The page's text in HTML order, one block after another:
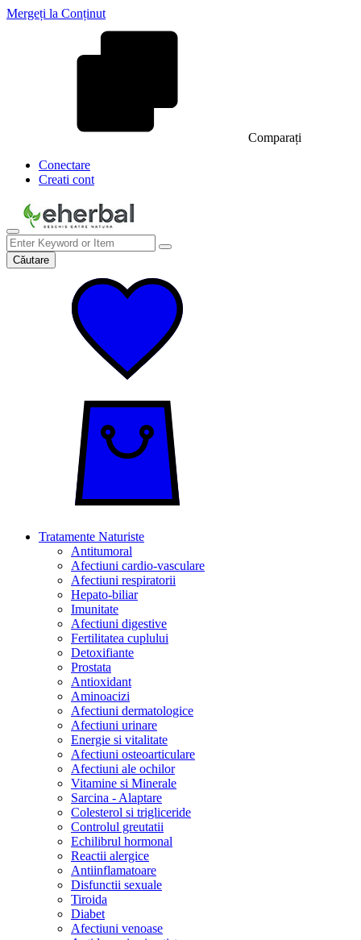
Mergeți la Conținut
Comparați
Conectare
Creati cont
Căutare
Tratamente Naturiste
Antitumoral
Afectiuni cardio-vasculare
Afectiuni respiratorii
Hepato-biliar
Imunitate
Afectiuni digestive
Fertilitatea cuplului
Detoxifiante
Prostata
Antioxidant
Aminoacizi
Afectiuni dermatologice
Afectiuni urinare
Energie si vitalitate
Afectiuni osteoarticulare
Afectiuni ale ochilor
Vitamine si Minerale
Sarcina - Alaptare
Colesterol si trigliceride
Controlul greutatii
Echilibrul hormonal
Reactii alergice
Antiinflamatoare
Disfunctii sexuale
Tiroida
Diabet
Afectiuni venoase